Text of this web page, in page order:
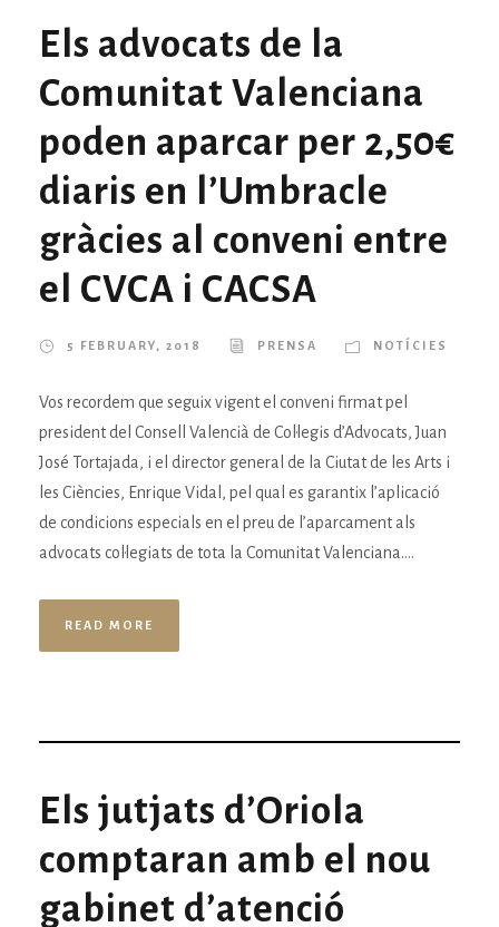
Els advocats de la
Comunitat Valenciana
poden aparcar per 2,50€
diaris en l’Umbracle
gràcies al conveni entre
el CVCA i CACSA
5 FEBRUARY, 2018 PRENSA NOTÍCIES
Vos recordem que seguix vigent el conveni firmat pel
president del Consell Valencià de Col·legis d’Advocats, Juan
José Tortajada, i el director general de la Ciutat de les Arts i
les Ciències, Enrique Vidal, pel qual es garantix l’aplicació
de condicions especials en el preu de l’aparcament als
advocats col·legiats de tota la Comunitat Valenciana....
READ MORE
Els jutjats d’Oriola
comptaran amb el nou
gabinet d’atenció